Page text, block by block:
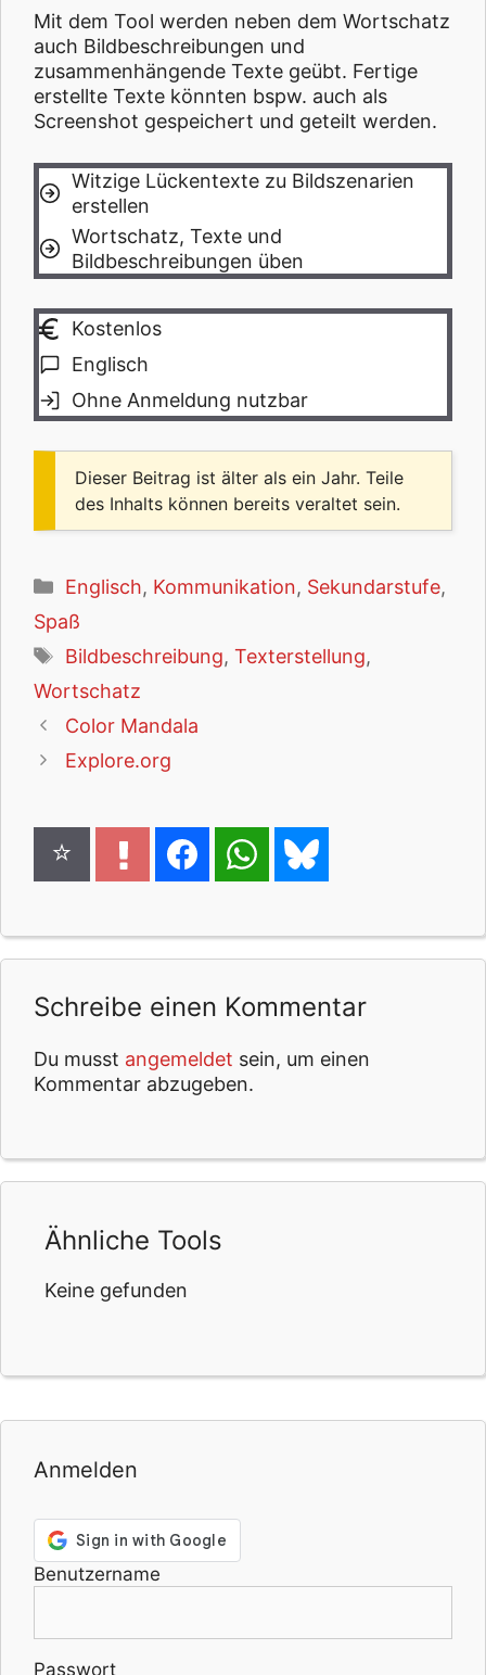
Mit dem Tool werden neben dem Wortschatz
auch Bildbeschreibungen und
zusammenhängende Texte geübt. Fertige
erstellte Texte könnten bspw. auch als
Screenshot gespeichert und geteilt werden.
Witzige Lückentexte zu Bildszenarien
erstellen
Wortschatz, Texte und
Bildbeschreibungen üben
Kostenlos
Englisch
Ohne Anmeldung nutzbar
Dieser Beitrag ist älter als ein Jahr. Teile
des Inhalts können bereits veraltet sein.
Kategorien
Englisch, Kommunikation, Sekundarstufe,
Spaß
Schlagwörter
Bildbeschreibung, Texterstellung,
Wortschatz
Color Mandala
Explore.org
Schreibe einen Kommentar
Du musst angemeldet sein, um einen
Kommentar abzugeben.
Ähnliche Tools
Keine gefunden
Anmelden
Benutzername
Passwort